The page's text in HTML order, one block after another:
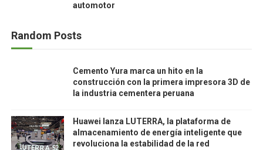
automotor
Random Posts
Cemento Yura marca un hito en la
construcción con la primera impresora 3D de
la industria cementera peruana
Huawei lanza LUTERRA, la plataforma de
almacenamiento de energía inteligente que
revoluciona la estabilidad de la red